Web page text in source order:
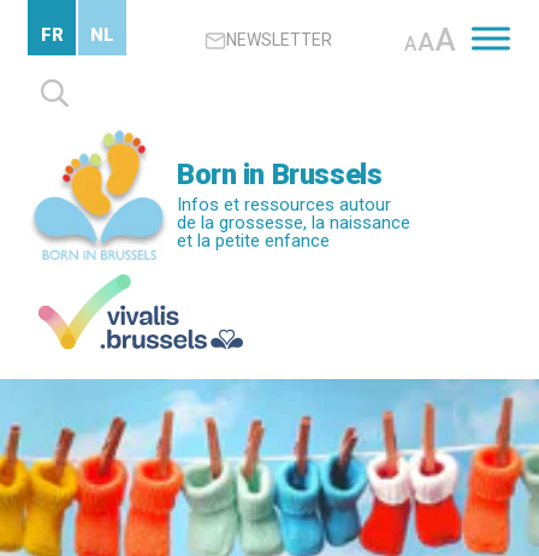
contenu
principal
NEWSLETTER AAA
Rechercher :
FR NL
Born in Brussels
Infos et ressources autour
de la grossesse, la naissance
et la petite enfance